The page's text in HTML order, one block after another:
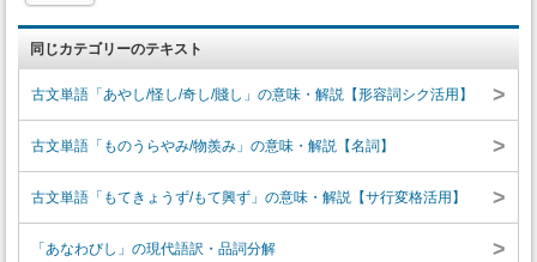
同じカテゴリーのテキスト
古文単語「あやし/怪し/奇し/賤し」の意味・解説【形容詞シク活用】 >
古文単語「ものうらやみ/物羨み」の意味・解説【名詞】 >
古文単語「もてきょうず/もて興ず」の意味・解説【サ行変格活用】 >
「あなわびし」の現代語訳・品詞分解 >